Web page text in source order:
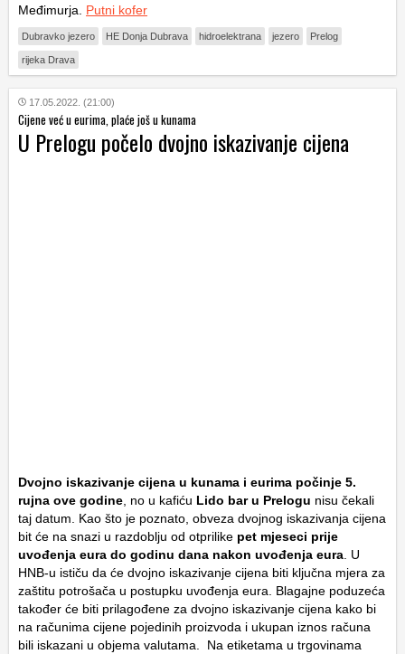
Međimurja. Putni kofer
Dubravko jezero HE Donja Dubrava hidroelektrana jezero Prelog
rijeka Drava
17.05.2022. (21:00)
Cijene već u eurima, plaće još u kunama
U Prelogu počelo dvojno iskazivanje cijena
Dvojno iskazivanje cijena u kunama i eurima počinje 5.
rujna ove godine , no u kafiću Lido bar u Prelogu nisu čekali
taj datum. Kao što je poznato, obveza dvojnog iskazivanja cijena
bit će na snazi u razdoblju od otprilike pet mjeseci prije
uvođenja eura do godinu dana nakon uvođenja eura . U
HNB-u ističu da će dvojno iskazivanje cijena biti ključna mjera za
zaštitu potrošača u postupku uvođenja eura. Blagajne poduzeća
također će biti prilagođene za dvojno iskazivanje cijena kako bi
na računima cijene pojedinih proizvoda i ukupan iznos računa
bili iskazani u objema valutama. Na etiketama u trgovinama